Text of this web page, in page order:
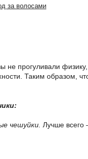
за волосами
не прогуливали
Таким образом,
чешуйки. Лучше